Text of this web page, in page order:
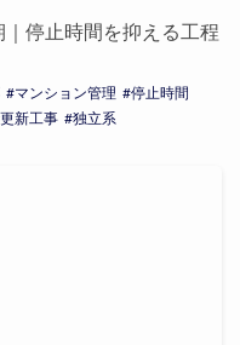
停止時間を抑える工程
マンション管理
停止時間
更新工事 独立系